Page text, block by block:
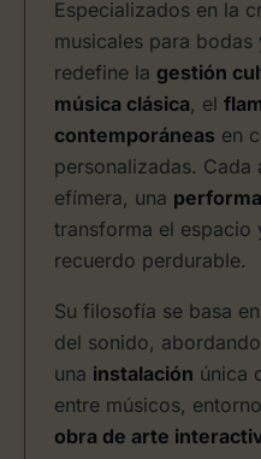
Especializados en la
musicales para
redefine la gestión
música clásica, el
contemporáneas en
personalizadas. Cada
efímera, una
transforma el espacio
recuerdo perdurable.
Su filosofía se basa
del sonido,
una instalación única
entre músicos,
obra de arte